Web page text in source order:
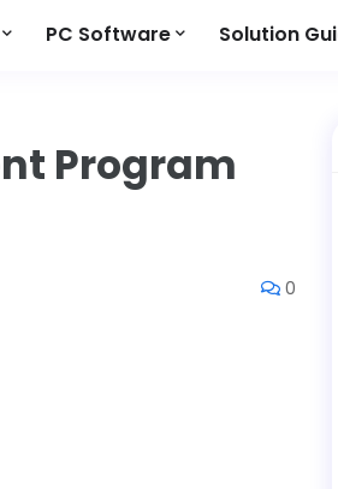
PC Software Solution
Program
0